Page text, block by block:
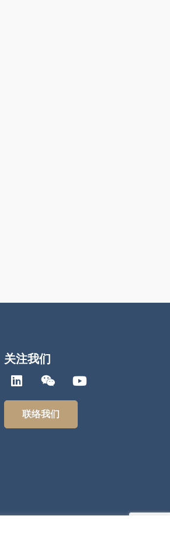
关注我们
联络我们